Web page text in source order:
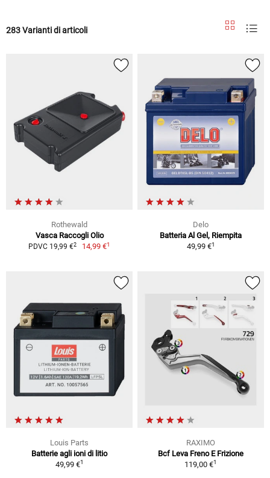
283 Varianti di articoli
Rothewald
Vasca Raccogli Olio
PDVC 19,99 €2 14,99 €1
Delo
Batteria Al Gel, Riempita
49,99 €1
Louis Parts
Batterie agli ioni di litio
49,99 €1
RAXIMO
Bcf Leva Freno E Frizione
119,00 €1